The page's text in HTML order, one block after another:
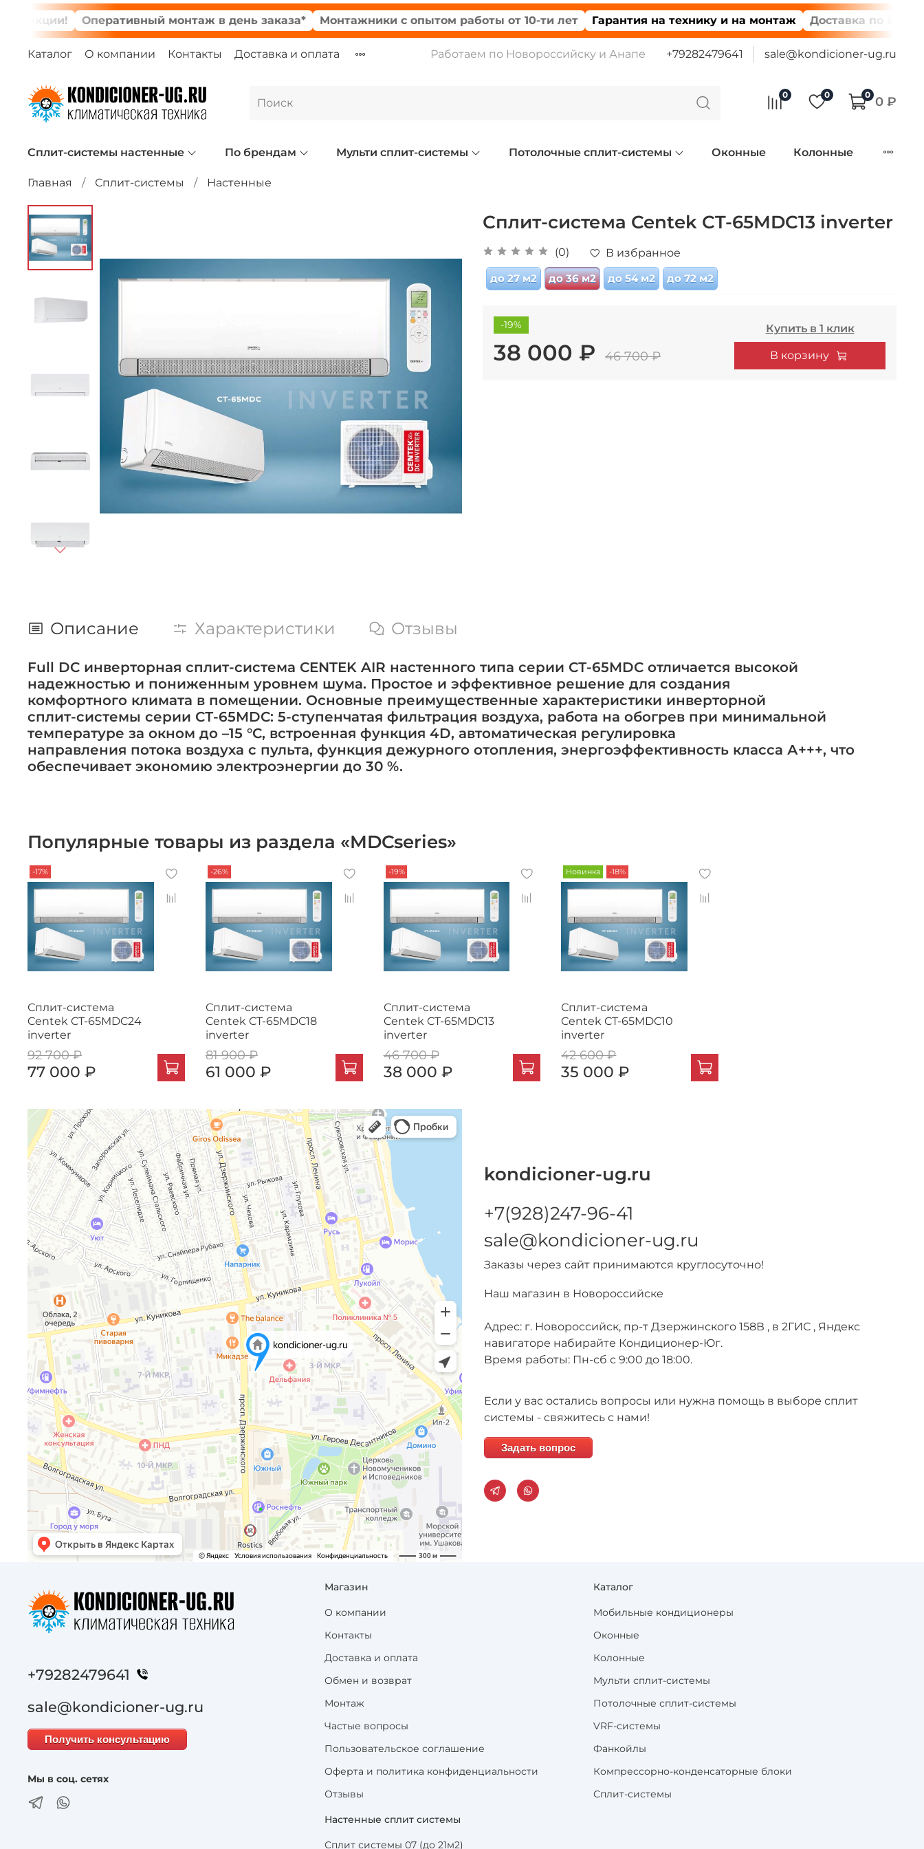
Оперативный монтаж в день заказа* Монтажники с опытом работы от 10-ти лет Гарантия на технику и на монтаж Доставка по всей
Каталог О компании Контакты Доставка и оплата Работаем по Новороссийску и Анапе +79282479641 sale@kondicioner-ug.ru
0 0 0 0 ₽
Сплит-системы настенные По брендам Мульти сплит-системы Потолочные сплит-системы Оконные Колонные
Главная Сплит-системы Настенные
Сплит-система Centek CT-65MDC13 inverter
(0)
В избранное
до 27 м2
до 36 м2 до 54 м2 до 72 м2
-19%
38 000 ₽ 46 700 ₽
Купить в 1 клик
В корзину
Описание Характеристики Отзывы
Full DC инверторная сплит-система CENTEK AIR настенного типа серии СТ-65MDC отличается высокой
надежностью и пониженным уровнем шума. Простое и эффективное решение для создания
комфортного климата в помещении. Основные преимущественные характеристики инверторной
сплит-системы серии СТ-65MDC: 5-ступенчатая фильтрация воздуха, работа на обогрев при минимальной
температуре за окном до –15 °С, встроенная функция 4D, автоматическая регулировка
направления потока воздуха с пульта, функция дежурного отопления, энергоэффективность класса А+++, что
обеспечивает экономию электроэнергии до 30 %.
Популярные товары из раздела «MDCseries»
-17%
Сплит-система
Centek CT-65MDC24
inverter
92 700 ₽
77 000 ₽
-26%
Сплит-система
Centek CT-65MDC18
inverter
81 900 ₽
61 000 ₽
-19%
Сплит-система
Centek CT-65MDC13
inverter
46 700 ₽
38 000 ₽
Новинка -18%
Сплит-система
Centek CT-65MDC10
inverter
42 600 ₽
35 000 ₽
kondicioner-ug.ru
+7(928)247-96-41
sale@kondicioner-ug.ru
Заказы через сайт принимаются круглосуточно!
Наш магазин в Новороссийске
Адрес: г. Новороссийск, пр-т Дзержинского 158В , в 2ГИС , Яндекс
навигаторе набирайте Кондиционер-Юг.
Время работы: Пн-сб с 9:00 до 18:00.
Если у вас остались вопросы или нужна помощь в выборе сплит
системы - свяжитесь с нами!
Задать вопрос
Магазин
О компании
Контакты
Доставка и оплата
Обмен и возврат
Монтаж
Частые вопросы
Пользовательское соглашение
Оферта и политика конфиденциальности
Отзывы
Каталог
Мобильные кондиционеры
Оконные
Колонные
Мульти сплит-системы
Потолочные сплит-системы
VRF-системы
Фанкойлы
Компрессорно-конденсаторные блоки
Сплит-системы
Настенные сплит системы
Сплит системы 07 (до 21м2)
+79282479641
sale@kondicioner-ug.ru
Получить консультацию
Мы в соц. сетях